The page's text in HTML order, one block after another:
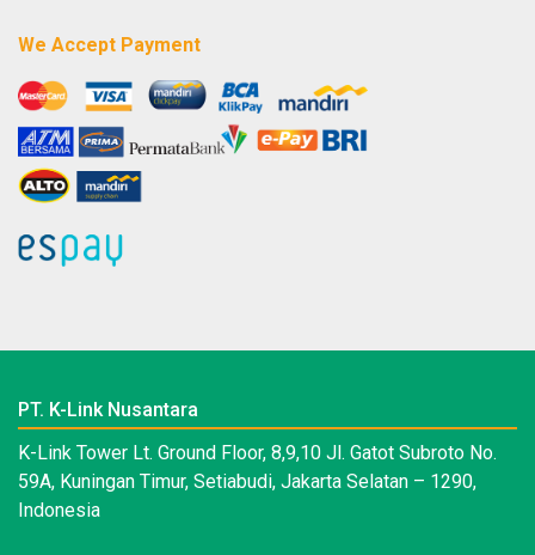
We Accept Payment
PT. K-Link Nusantara
K-Link Tower Lt. Ground Floor, 8,9,10 Jl. Gatot Subroto No.
59A, Kuningan Timur, Setiabudi, Jakarta Selatan – 1290,
Indonesia